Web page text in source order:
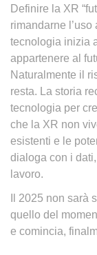
Definire la XR
rimandarne
tecnologia inizia
appartenere al
Naturalmente il
resta. La storia
tecnologia per
che la XR non
esistenti e le
dialoga con i
lavoro.
Il 2025 non sarà
quello del
e comincia,